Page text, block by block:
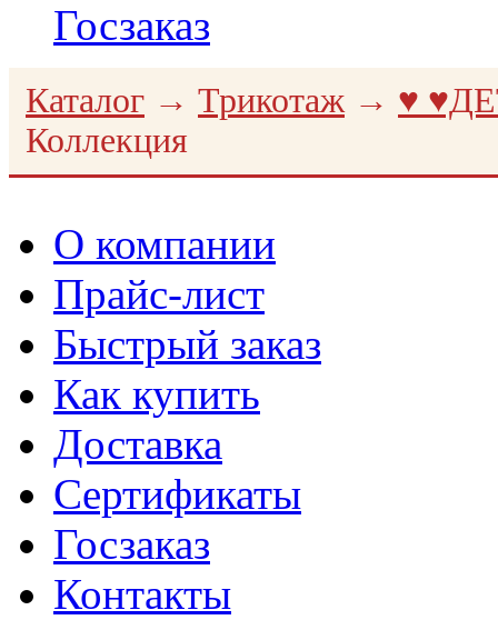
Госзаказ
Каталог → Трикотаж→ ♥
Коллекция
О компании
Прайс-лист
Быстрый заказ
Как купить
Доставка
Сертификаты
Госзаказ
Контакты